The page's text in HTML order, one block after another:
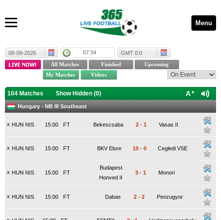
Menu
08-09-2026 07:34 GMT 0:0
104 Matches Show Hidden (0)
Hungary - NB III Southeast
x HUN NIS FT
15:00 Bekescsaba 2 - 1 Vasas II
x HUN NIS FT
15:00 BKV Elore 10 - 0 Cegledi VSE
x HUN NIS FT
15:00
Budapest
Honved II
3 - 1 Monori
x HUN NIS FT
15:00 Dabas 2 - 2 Penzugyor